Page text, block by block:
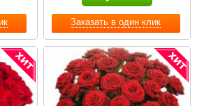
Заказать в один клик